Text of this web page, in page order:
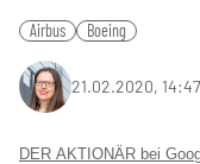
Airbus Boeing
21.02.2020, 14:47
DER AKTIONÄR bei